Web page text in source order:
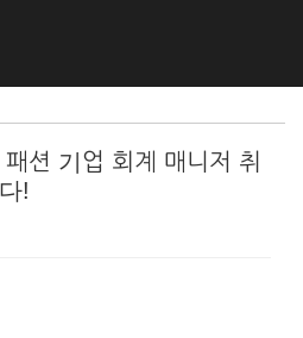
션 기업 회계 매니저 취
!